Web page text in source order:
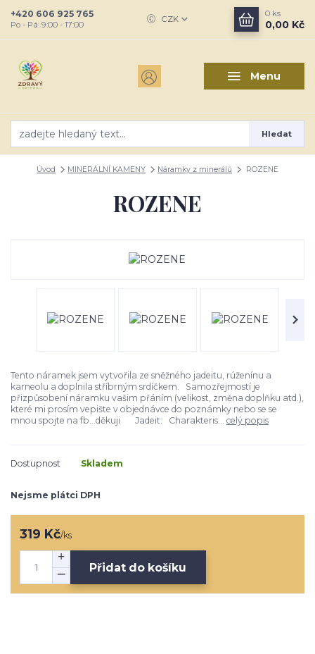
Menu
CZK
Hledat
+420 606 925 765
Po - Pá: 9:00 - 17:00
0 ks
0,00 Kč
Úvod MINERÁLNÍ KAMENY Náramky z minerálů ROZENE
ROZENE
Tento náramek jsem vytvořila ze sněžného jadeitu, rúženínu a
karneolu a doplnila stříbrným srdíčkem. Samozřejmostí je
přizpůsobení náramku vašim přáním (velikost, změna doplňku atd.),
které mi prosím vepište v objednávce do poznámky nebo se se
mnou spojte na fb...děkuji Jadeit: Charakteris... celý popis
Dostupnost Skladem
Nejsme plátci DPH
319 Kč/ks
Přidat do košíku